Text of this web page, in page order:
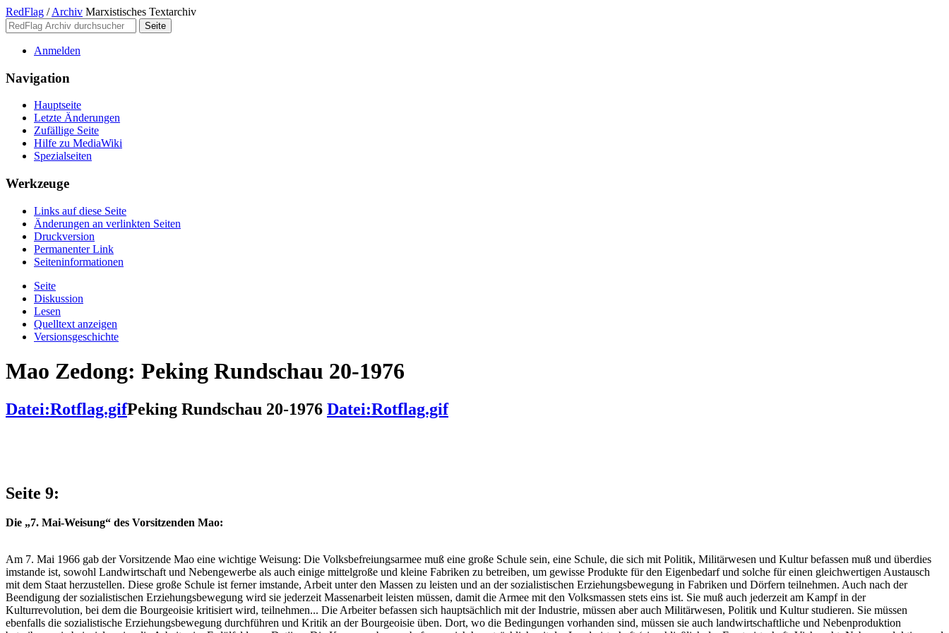
RedFlag / Archiv Marxistisches Textarchiv
Anmelden
Navigation
Hauptseite
Letzte Änderungen
Zufällige Seite
Hilfe zu MediaWiki
Spezialseiten
Werkzeuge
Links auf diese Seite
Änderungen an verlinkten Seiten
Druckversion
Permanenter Link
Seiten­­informationen
Seite
Diskussion
Lesen
Quelltext anzeigen
Versionsgeschichte
Mao Zedong: Peking Rundschau 20-1976
Datei:Rotflag.gifPeking Rundschau 20-1976 Datei:Rotflag.gif
Seite 9:
Die „7. Mai-Weisung“ des Vorsitzenden Mao:
Am 7. Mai 1966 gab der Vorsitzende Mao eine wichtige Weisung: Die Volksbefreiungsarmee muß eine große Schule sein, eine Schule, die sich mit Politik, Militärwesen und Kultur befassen muß und überdies
imstande ist, sowohl Landwirtschaft und Nebengewerbe als auch einige mittelgroße und kleine Fabriken zu betreiben, um gewisse Produkte für den Eigenbedarf und solche für einen gleichwertigen Austausch
mit dem Staat herzustellen. Diese große Schule ist ferner imstande, Arbeit unter den Massen zu leisten und an der sozialistischen Erziehungs­bewegung in Fabriken und Dörfern teilnehmen. Auch nach der
Beendigung der sozialistischen Erziehungsbewegung wird sie jederzeit Massenarbeit leisten müssen, damit die Armee mit den Volksmassen stets eins ist. Sie muß auch jederzeit am Kampf in der
Kulturrevolution, bei dem die Bourgeoisie kritisiert wird, teilnehmen... Die Arbeiter befassen sich hauptsächlich mit der Industrie, müssen aber auch Mi­litärwesen, Politik und Kultur studieren. Sie müssen
ebenfalls die sozialistische Erziehungsbewegung durchführen und Kritik an der Bourgeoisie üben. Dort, wo die Bedingungen vorhanden sind, müssen sie auch landwirtschaftliche und Neben­produktion